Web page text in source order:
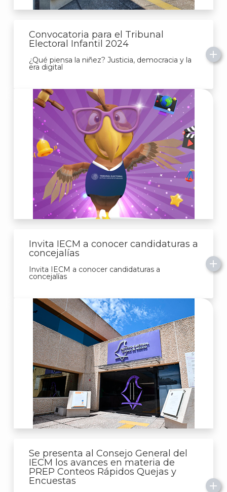
Convocatoria para el Tribunal
Electoral Infantil 2024
¿Qué piensa la niñez? Justicia, democracia y la
era digital
Invita IECM a conocer candidaturas a
concejalías
Invita IECM a conocer candidaturas a
concejalías
Se presenta al Consejo General del
IECM los avances en materia de
PREP Conteos Rápidos Quejas y
Encuestas